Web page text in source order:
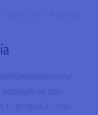
che
ad esso
- gengiva 2 - osso